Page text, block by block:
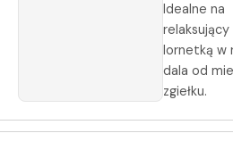
Idealne na
lornetką w
dala od
zgiełku.